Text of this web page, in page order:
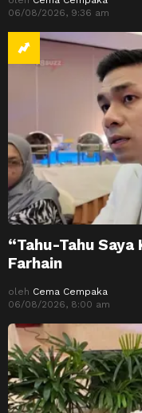
06/08/2026, 9:36 am
“Tahu-Tahu
Farhain
oleh Cema Cempaka
06/08/2026, 8:00 am